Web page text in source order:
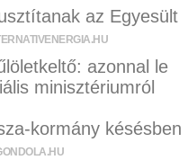
az Egyesült
azonnal le
minisztériumról
kormány késésben